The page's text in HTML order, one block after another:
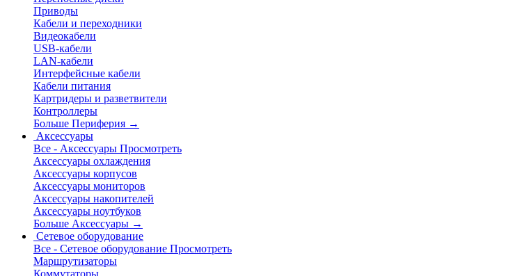
Приводы
Кабели и переходники
Видеокабели
USB-кабели
LAN-кабели
Интерфейсные кабели
Кабели питания
Картридеры и разветвители
Контроллеры
Больше Периферия →
Аксессуары
Все - Аксессуары Просмотреть
Аксессуары охлаждения
Аксессуары корпусов
Аксессуары мониторов
Аксессуары накопителей
Аксессуары ноутбуков
Больше Аксессуары →
Сетевое оборудование
Все - Сетевое оборудование Просмотреть
Маршрутизаторы
Коммутаторы